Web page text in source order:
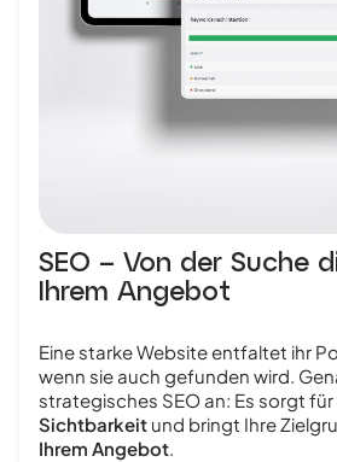
SEO – Von der Suche
Ihrem Angebot
Eine starke Website entfaltet ihr
wenn sie auch gefunden wird.
strategisches SEO an: Es sorgt für
Sichtbarkeit und bringt Ihre
Ihrem Angebot.